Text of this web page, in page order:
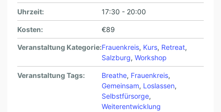
Uhrzeit: 17:30 - 20:00
Kosten: €89
Veranstaltung Kategorie:Frauenkreis, Kurs, Retreat,
Salzburg, Workshop
Veranstaltung Tags: Breathe, Frauenkreis,
Gemeinsam, Loslassen,
Selbstfürsorge,
Weiterentwicklung